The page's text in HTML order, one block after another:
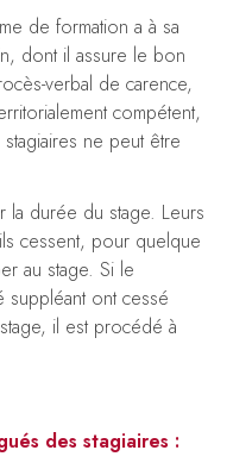
de formation a à sa
dont il assure le bon
verbal de carence,
compétent,
ne peut être
durée du stage. Leurs
cessent, pour quelque
au stage. Si le
ont cessé
il est procédé à
des stagiaires :